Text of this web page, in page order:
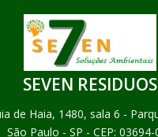
SEVEN RESIDUOS
de Haia, 1480, sala 6 -
São Paulo - SP - CEP: 03694-